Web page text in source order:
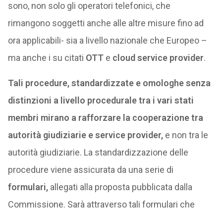
sono, non solo gli operatori telefonici, che
rimangono soggetti anche alle altre misure fino ad
ora applicabili- sia a livello nazionale che Europeo –
ma anche i su citati OTTe cloud service provider.
Tali procedure, standardizzate e omologhe senza
distinzioni a livello procedurale tra i vari stati
membri mirano a rafforzare la cooperazione tra
autorità giudiziarie e service provider,e non tra le
autorità giudiziarie. La standardizzazione delle
procedure viene assicurata da una serie di
formulari,allegati alla proposta pubblicata dalla
Commissione. Sarà attraverso tali formulari che